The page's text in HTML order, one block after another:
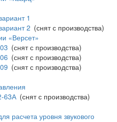
1
2 (снят с производства)
«Версет»
(снят с производства)
(снят с производства)
(снят с производства)
63А(снят с производства)
расчета уровня звукового